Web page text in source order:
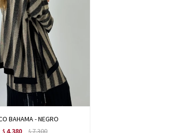
BAHAMA - NEGRO
$ 4.380 $7.300